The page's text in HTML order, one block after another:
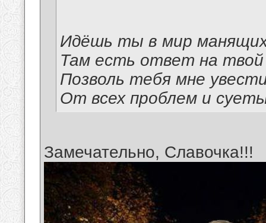
Идёшь ты в мир
Там есть ответ на
Позволь тебя мне
От всех проблем и
Замечательно, Славочка!!!